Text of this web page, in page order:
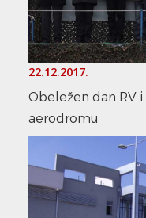
22.12.2017.
Obeležen dan RV
aerodromu